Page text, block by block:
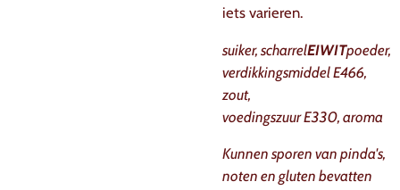
iets varieren.
suiker, scharrelEIWITpoeder,
verdikkingsmiddel E466,
zout,
voedingszuur E330, aroma
Kunnen sporen van pinda's,
noten en gluten bevatten